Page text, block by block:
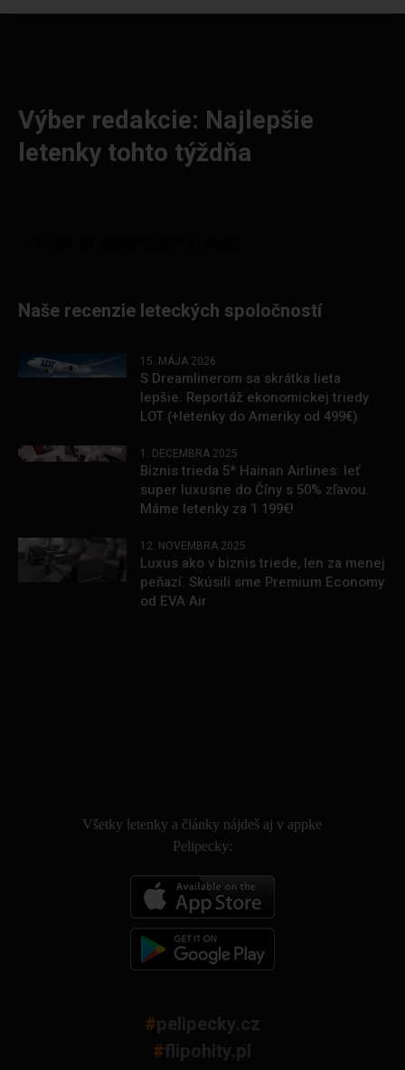
Výber redakcie: Najlepšie
letenky tohto týždňa
Naše recenzie leteckých spoločností
15. MÁJA 2026
S Dreamlinerom sa skrátka lieta
lepšie. Reportáž ekonomickej triedy
LOT (+letenky do Ameriky od 499€)
1. DECEMBRA 2025
Biznis trieda 5* Hainan Airlines: leť
super luxusne do Číny s 50% zľavou.
Máme letenky za 1 199€!
12. NOVEMBRA 2025
Luxus ako v biznis triede, len za menej
peňazí. Skúsili sme Premium Economy
od EVA Air
Všetky letenky a články nájdeš aj v appke
Pelipecky:
#pelipecky.cz
#flipohity.pl